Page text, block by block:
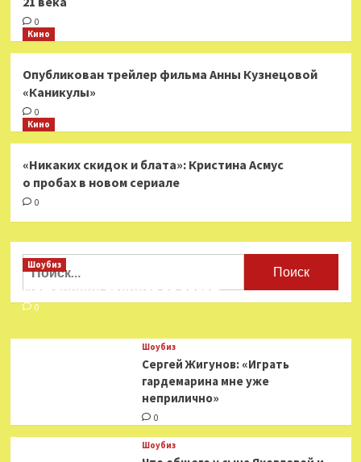
0
Кино
Опубликован трейлер фильма Анны Кузнецовой
«Каникулы»
0
Кино
«Никаких скидок и блата»: Кристина Асмус
о пробах в новом сериале
0
Найти:
Шоубиз
Мошенники взялись за звезд
0
Шоубиз
Сергей Жигунов: «Играть
гардемарина мне уже
неприлично»
0
Шоубиз